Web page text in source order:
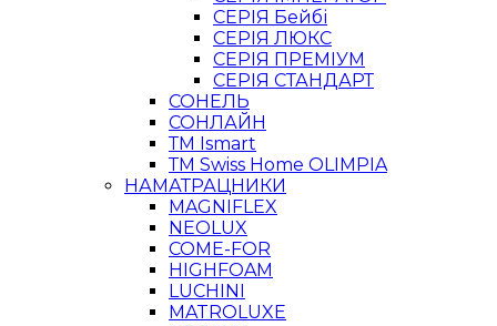
СЕРІЯ Бейбі
СЕРІЯ ЛЮКС
СЕРІЯ ПРЕМІУМ
СЕРІЯ СТАНДАРТ
СОНЕЛЬ
СОНЛАЙН
ТМ Ismart
ТМ Swiss Home OLIMPIA
НАМАТРАЦНИКИ
MAGNIFLEX
NEOLUX
COME-FOR
HIGHFOAM
LUCHINI
MATROLUXE